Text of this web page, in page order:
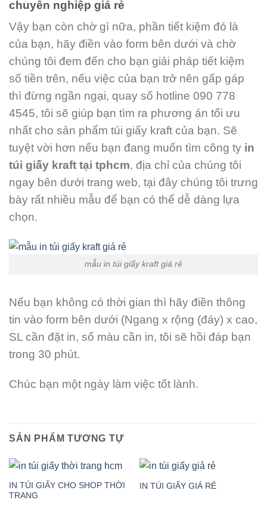
chuyên nghiệp giá rẻ
Vậy bạn còn chờ gì nữa, phần tiết kiệm đó là
của bạn, hãy điền vào form bên dưới và chờ
chúng tôi đem đến cho bạn giải pháp tiết kiệm
số tiền trên, nếu việc của bạn trở nên gấp gáp
thì đừng ngần ngại, quay số hotline 090 778
4545, tôi sẽ giúp bạn tìm ra phương án tối ưu
nhất cho sản phẩm túi giấy kraft của bạn. Sẽ
tuyệt vời hơn nếu bạn đang muốn tìm công ty in
túi giấy kraft tại tphcm, địa chỉ của chúng tôi
ngay bên dưới trang web, tại đây chúng tôi trưng
bày rất nhiều mẫu để bạn có thể dễ dàng lựa
chọn.
mẫu in túi giấy kraft giá rẻ
Nếu bạn không có thời gian thì hãy điền thông
tin vào form bên dưới (Ngang x rộng (đáy) x cao,
SL cần đặt in, số màu cần in, tôi sẽ hồi đáp bạn
trong 30 phút.
Chúc bạn một ngày làm việc tốt lành.
SẢN PHẨM TƯƠNG TỰ
IN TÚI GIẤY CHO SHOP THỜI
TRANG
IN TÚI GIẤY GIÁ RẺ